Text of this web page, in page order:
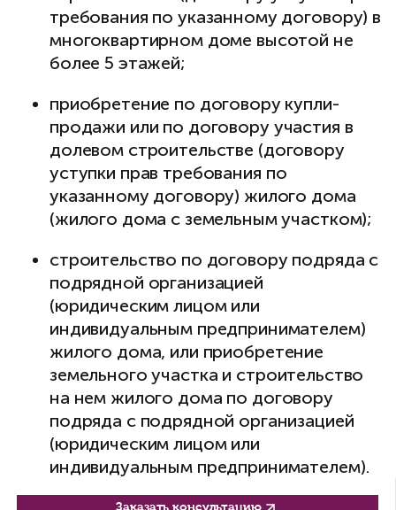
Василий Неделько
Заказать консультацию
требования по указанному договору) в
многоквартирном доме высотой не
более 5 этажей;
приобретение по договору купли-
продажи или по договору участия в
долевом строительстве (договору
уступки прав требования по
указанному договору) жилого дома
(жилого дома с земельным участком);
строительство по договору подряда с
подрядной организацией
(юридическим лицом или
индивидуальным предпринимателем)
жилого дома, или приобретение
земельного участка и строительство
на нем жилого дома по договору
подряда с подрядной организацией
(юридическим лицом или
индивидуальным предпринимателем).
Условиями договора подряда должно